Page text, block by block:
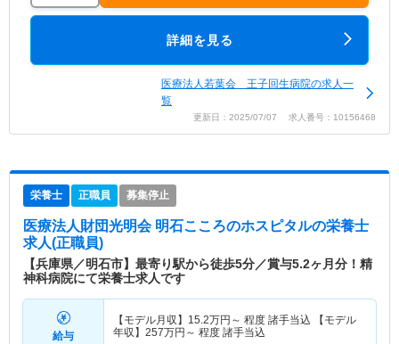
詳細を見る
医療法人若葉会 王子回生病院の求人一
覧
更新日：2025/07/07 求人番号：10156468
栄養士 正職員 募集停止
医療法人財団光明会 明石こころのホスピタルの栄養士
求人(正職員)
【兵庫県／明石市】最寄り駅から徒歩5分／賞与5.2ヶ月分！精
神科病院にて栄養士求人です
給与
【モデル月収】 15.2万円～ 程度 諸手当込 【モデル
年収】 257万円～ 程度 諸手当込